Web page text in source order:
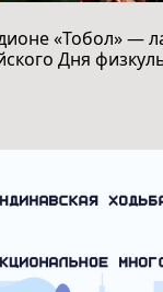
«Тобол» —
Дня